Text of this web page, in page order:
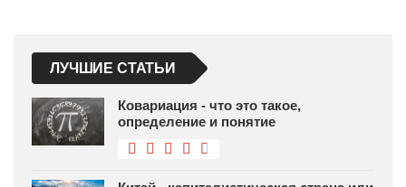
ЛУЧШИЕ СТАТЬИ
Ковариация - что это такое,
определение и понятие